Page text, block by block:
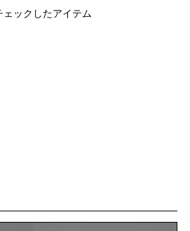
ェックしたアイテム